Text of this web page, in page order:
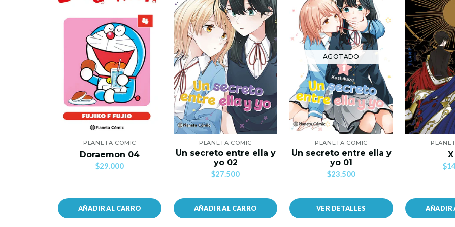
PLANETA COMIC
Doraemon 04
$29.000
AÑADIR AL CARRO
PLANETA COMIC
Un secreto entre ella y
yo 02
$27.500
AÑADIR AL CARRO
AGOTADO
PLANETA COMIC
Un secreto entre ella y
yo 01
$23.500
VER DETALLES AÑADIR